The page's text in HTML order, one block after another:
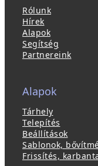
Rólunk
Hírek
Alapok
Segítség
Partnereink
Alapok
Tárhely
Telepítés
Beállítások
Sablonok,
Frissítés,